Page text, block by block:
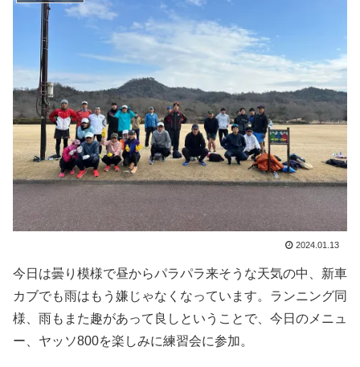
2024.01.13
今日は曇り模様で昼からパラパラ来そうな天気の中、新車
カブでも雨はもう嫌じゃなくなっています。ランニング同
様、雨もまた趣があって良しということで、今日のメニュ
ー、ヤッソ800を楽しみに練習会に参加。